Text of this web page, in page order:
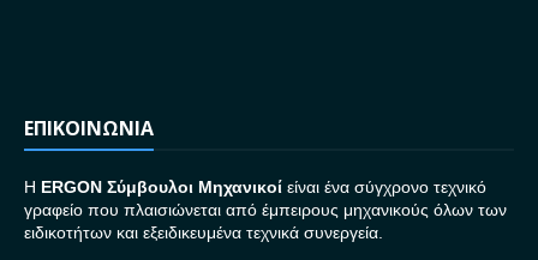
ΕΠΙΚΟΙΝΩΝΙΑ
H ERGON Σύμβουλοι Μηχανικοί είναι ένα σύγχρονο τεχνικό
γραφείο που πλαισιώνεται από έμπειρους μηχανικούς όλων των
ειδικοτήτων και εξειδικευμένα τεχνικά συνεργεία.